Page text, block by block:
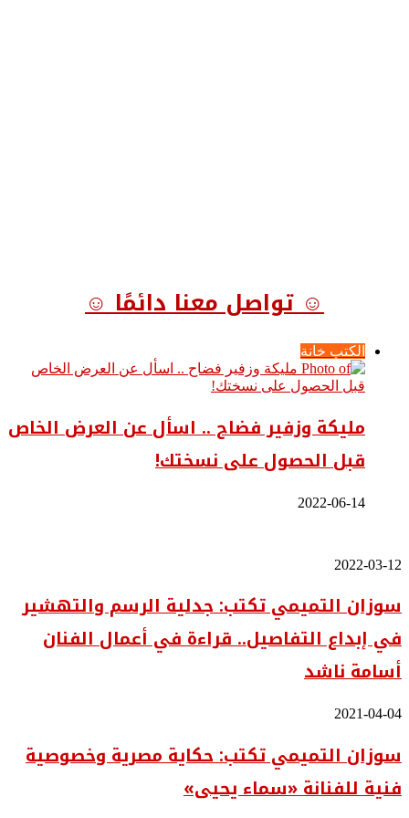
☺ تواصل معنا دائمًا ☺
الكتب خانة
مليكة وزفير فضاح .. اسأل عن العرض الخاص
قبل الحصول على نسختك!
2022-06-14
سوزان
تكتب:
جدلية
الرسم
والتهشير
في
قراءة
أعمال
أسامة
2022-03-12
سوزان التميمي تكتب: جدلية الرسم والتهشير
في إبداع التفاصيل.. قراءة في أعمال الفنان
أسامة ناشد
سوزان
تكتب:
حكاية
مصرية
وخصوصية
2021-04-04
سوزان التميمي تكتب: حكاية مصرية وخصوصية
فنية للفنانة «سماء يحيى»